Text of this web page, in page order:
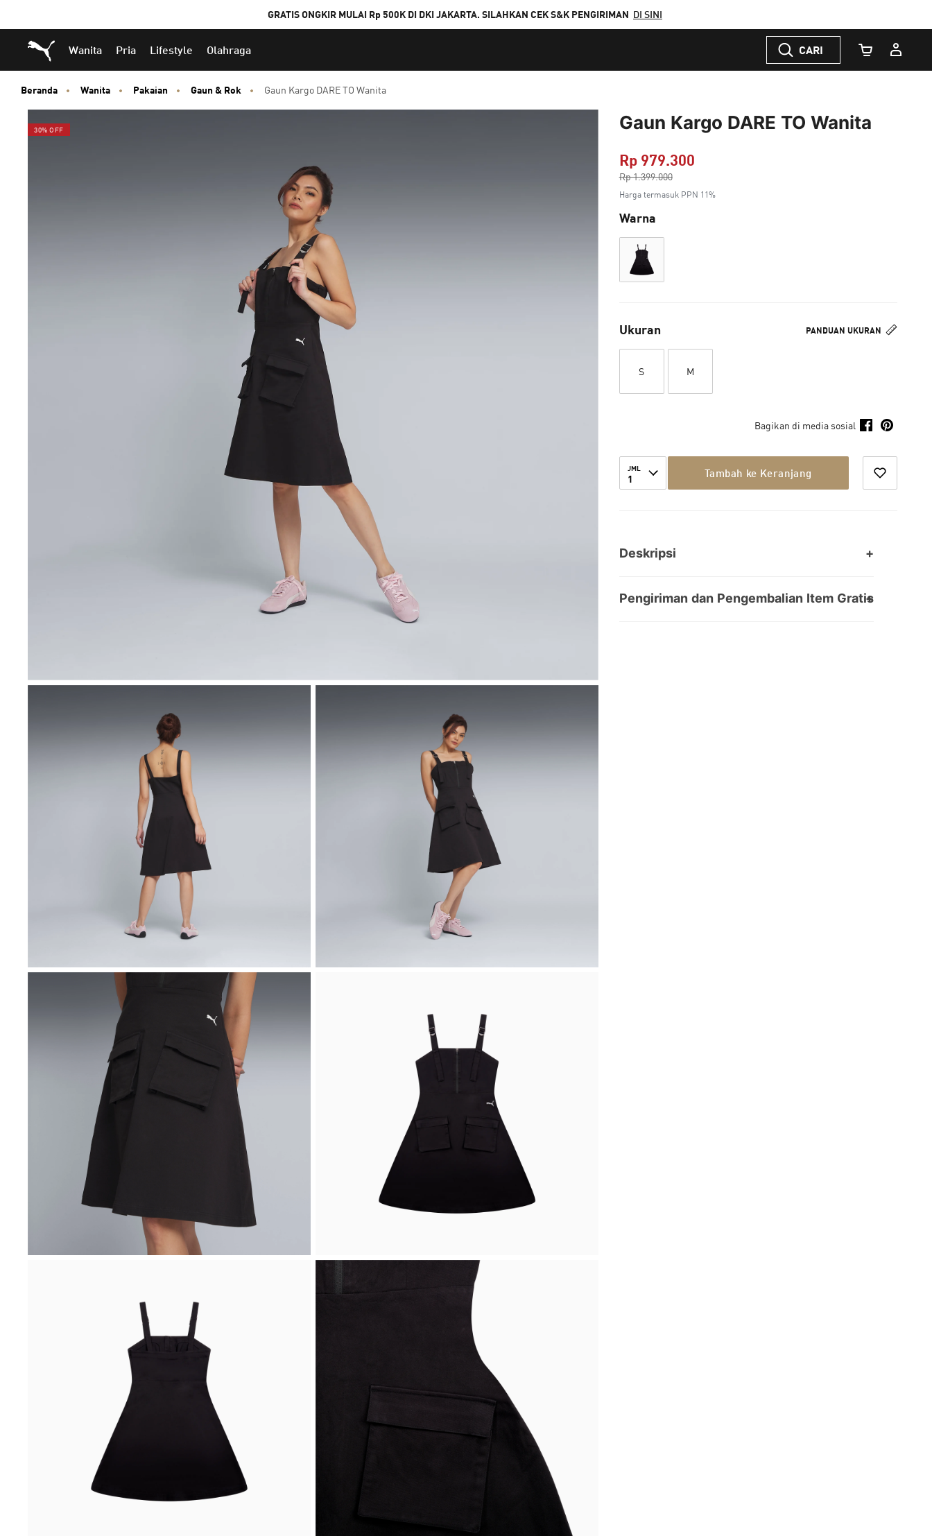
GRATIS ONGKIR MULAI Rp 500K DI DKI JAKARTA. SILAHKAN CEK S&K PENGIRIMAN DI SINI
Puma Beranda
Wanita Pria Lifestyle Olahraga CARI
Jumlah
Beranda Wanita Pakaian Gaun & Rok Gaun Kargo DARE TO Wanita
30% OFF Gaun Kargo DARE TO Wanita
Rp 979.300Harga dikurang dari
Rp 1.399.000
ke
Harga termasuk PPN 11%
Warna
PANDUAN UKURAN
Ukuran
S M
Bagikan di media sosial
JML
1 Tambah ke Keranjang
Deskripsi
Pengiriman dan Pengembalian Item Gratis